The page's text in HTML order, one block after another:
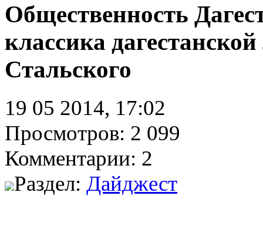
Общественность
классика
Стальского
19 05 2014, 17:02
Просмотров: 2 099
Комментарии: 2
Раздел: Дайджест